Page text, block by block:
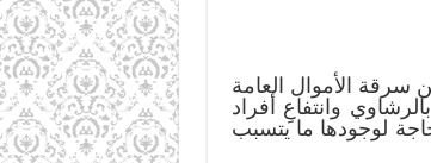
سرقة الأموال العامة
وانتفاعِ أفراد
لوجودها ما يتسبب